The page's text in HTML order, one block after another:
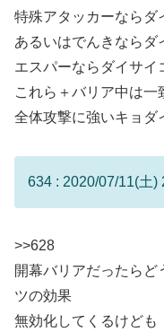
特殊アタッカーなら
あるいはでんきなら
エスパーならダイサイ
これら＋バリア中は一
全体攻撃に強いキョダ
634 : 2020/07/11(土)
>>628
開幕バリアだったらど
ツの効果
無効化してくるけども